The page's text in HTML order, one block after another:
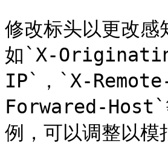
修改标头以更改
如`X-
IP`，`X-
Forwared-Host`
例，可以调整以